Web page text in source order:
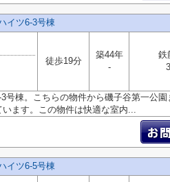
イツ6-3号棟
徒歩19分
築44年
-
鉄
号棟。こちらの物件から磯子谷第一公
ます。この物件は快適な室内...
イツ6-5号棟